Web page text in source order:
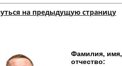
на предыдущую страницу
Фамилия, имя,
отчество: